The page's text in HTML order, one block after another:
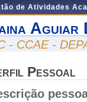
de Atividades
Aguiar
- CCAE -
Pessoal